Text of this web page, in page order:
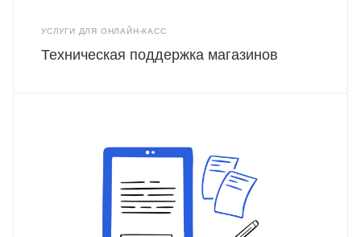
УСЛУГИ ДЛЯ ОНЛАЙН-КАСС
Техническая поддержка магазинов